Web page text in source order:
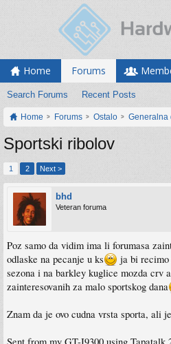
Home Forums
Search Forums Recent Posts
Home Forums Ostalo Generalna
Sportski ribolov
1 2 Next >
bhd
Veteran foruma
Poz samo da vidim ima li forumasa
odlaske na pecanje u ks
ja bi recimo
sezona i na barkley kuglice mozda crv
zainteresovanih za malo sportskog dana
Znam da je ovo cudna vrsta sporta, ali